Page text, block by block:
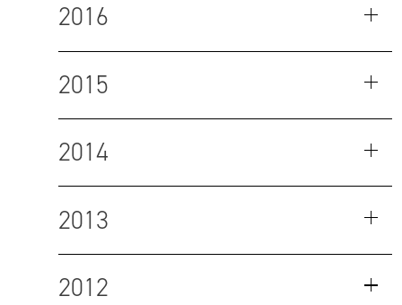
2016
2015
2014
2013
2012